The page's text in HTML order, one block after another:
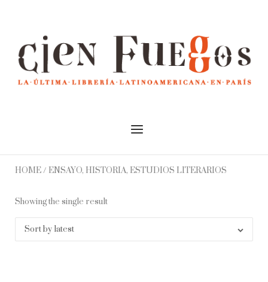
Menu
HOME/ ENSAYO, HISTORIA, ESTUDIOS LITERARIOS
Showing the single result
Sort by latest